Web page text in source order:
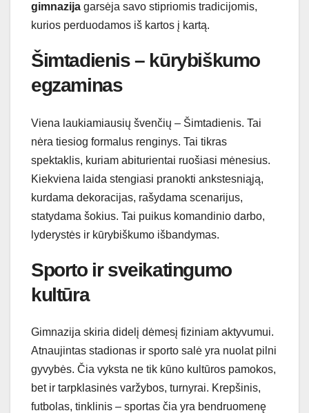
gimnazija garsėja savo stipriomis tradicijomis,
kurios perduodamos iš kartos į kartą.
Šimtadienis – kūrybiškumo
egzaminas
Viena laukiamiausių švenčių – Šimtadienis. Tai
nėra tiesiog formalus renginys. Tai tikras
spektaklis, kuriam abiturientai ruošiasi mėnesius.
Kiekviena laida stengiasi pranokti ankstesniąją,
kurdama dekoracijas, rašydama scenarijus,
statydama šokius. Tai puikus komandinio darbo,
lyderystės ir kūrybiškumo išbandymas.
Sporto ir sveikatingumo
kultūra
Gimnazija skiria didelį dėmesį fiziniam aktyvumui.
Atnaujintas stadionas ir sporto salė yra nuolat pilni
gyvybės. Čia vyksta ne tik kūno kultūros pamokos,
bet ir tarpklasinės varžybos, turnyrai. Krepšinis,
futbolas, tinklinis – sportas čia yra bendruomenę